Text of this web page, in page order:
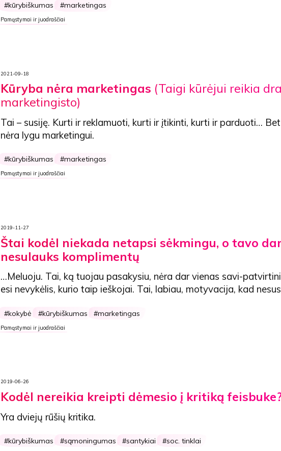
kūrybiškumas marketingas
Pamąstymai ir juodraščiai
2021-09-18
Kūryba nėra marketingas (Taigi kūrėjui reikia
marketingisto)
Tai – susiję. Kurti ir reklamuoti, kurti ir įtikinti, kurti ir parduoti…
nėra lygu marketingui.
kūrybiškumas marketingas
Pamąstymai ir juodraščiai
2019-11-27
Štai kodėl niekada netapsi sėkmingu, o tavo
nesulauks komplimentų
…Meluoju. Tai, ką tuojau pasakysiu, nėra dar vienas savi-
esi nevykėlis, kurio taip ieškojai. Tai, labiau, motyvacija, kad
kokybė kūrybiškumas marketingas
Pamąstymai ir juodraščiai
2019-06-26
Kodėl nereikia kreipti dėmesio į kritiką
Yra dviejų rūšių kritika.
kūrybiškumas sąmoningumas santykiai soc. tinklai